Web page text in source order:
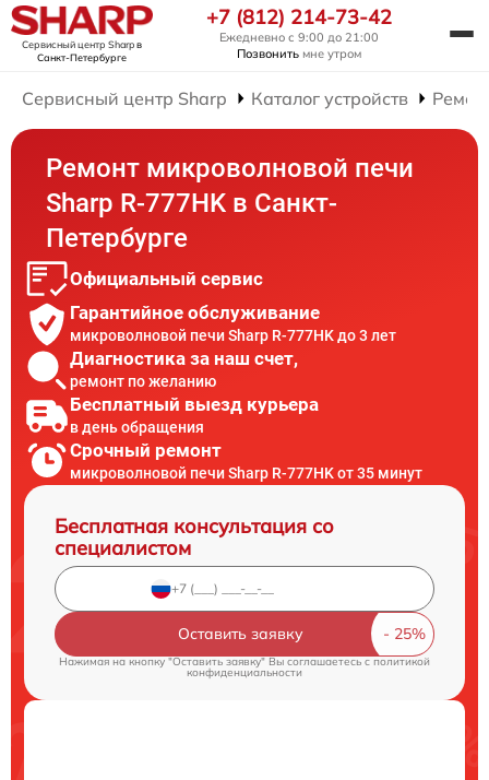
Сервисный центр Sharpв
Санкт-Петербурге
+7 (812) 214-73-42
Ежедневно с 9:00 до 21:00
Позвонить мне утром
Сервисный центр Sharp Каталог устройств
Ремонт микроволновой печи
Sharp R-777HK в Санкт-
Петербурге
Официальный сервис
Гарантийное обслуживание
микроволновой печи Sharp R-777HK до 3 лет
Диагностика за наш счет,
ремонт по желанию
Бесплатный выезд курьера
в день обращения
Срочный ремонт
микроволновой печи Sharp R-777HK от 35 минут
Бесплатная консультация со
специалистом
Оставить заявку
Нажимая на кнопку "Оставить заявку" Вы соглашаетесь cполитикой
конфиденциальности